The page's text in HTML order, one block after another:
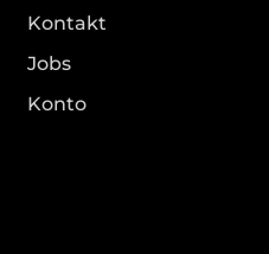
Kontakt
Jobs
Konto